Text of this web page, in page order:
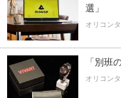
選」
オリコン
「別班
オリコン